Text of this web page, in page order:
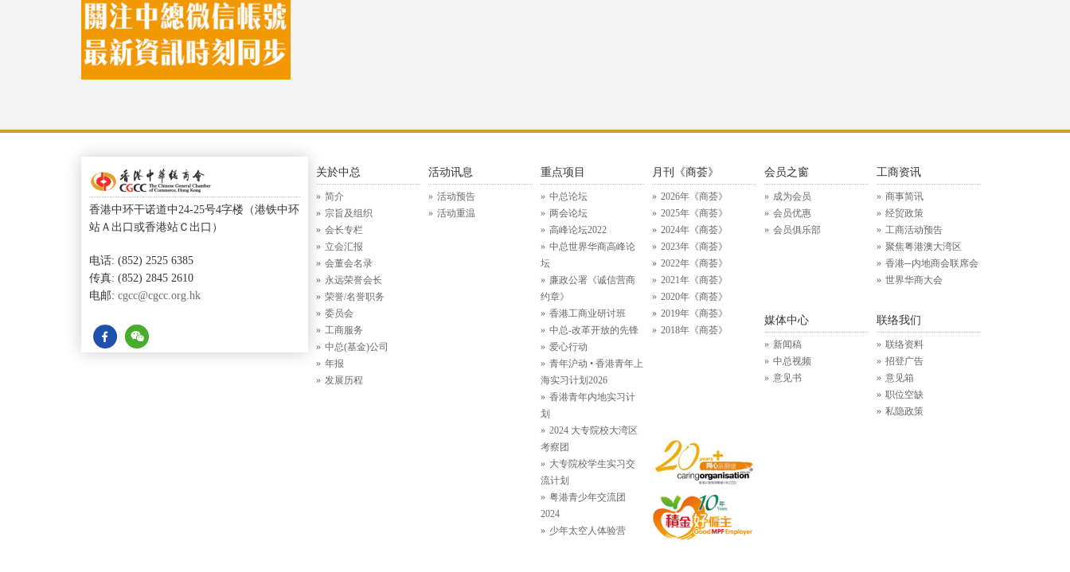
香港中环干诺道中24-25号4字楼（港铁中环
站Ａ出口或香港站Ｃ出口）
电话: (852) 2525 6385
传真: (852) 2845 2610
电邮: cgcc@cgcc.org.hk
关於中总
简介
宗旨及组织
会长专栏
立会汇报
会董会名录
永远荣誉会长
荣誉/名誉职务
委员会
工商服务
中总(基金)公司
年报
发展历程
活动讯息
活动预告
活动重温
重点项目
中总论坛
两会论坛
高峰论坛2022
中总世界华商高峰论
坛
廉政公署《诚信营商
约章》
香港工商业研讨班
中总-改革开放的先锋
爱心行动
青年沪动 • 香港青年上
海实习计划2026
香港青年内地实习计
划
2024 大专院校大湾区
考察团
大专院校学生实习交
流计划
粤港青少年交流团
2024
少年太空人体验营
月刊《商荟》
2026年《商荟》
2025年《商荟》
2024年《商荟》
2023年《商荟》
2022年《商荟》
2021年《商荟》
2020年《商荟》
2019年《商荟》
2018年《商荟》
会员之窗
成为会员
会员优惠
会员俱乐部
工商资讯
商事简讯
经贸政策
工商活动预告
聚焦粤港澳大湾区
香港─内地商会联席会
世界华商大会
媒体中心
新闻稿
中总视频
意见书
联络我们
联络资料
招登广告
意见箱
职位空缺
私隐政策